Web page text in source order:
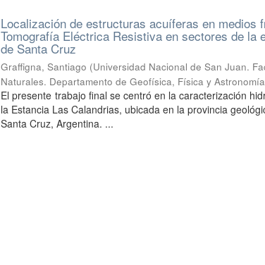
Localización de estructuras acuíferas en medios
Tomografía Eléctrica Resistiva en sectores de la
de Santa Cruz
Graffigna, Santiago (Universidad Nacional de San Juan.
Naturales. Departamento de Geofísica, Física y Astronomía
El presente trabajo final se centró en la caracterización
la Estancia Las Calandrias, ubicada en la provincia
Santa Cruz, Argentina. ...